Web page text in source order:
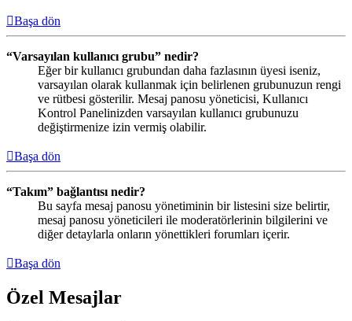
Başa dön
“Varsayılan kullanıcı grubu” nedir?
Eğer bir kullanıcı grubundan daha fazlasının üyesi iseniz,
varsayılan olarak kullanmak için belirlenen grubunuzun rengi
ve rütbesi gösterilir. Mesaj panosu yöneticisi, Kullanıcı
Kontrol Panelinizden varsayılan kullanıcı grubunuzu
değiştirmenize izin vermiş olabilir.
Başa dön
“Takım” bağlantısı nedir?
Bu sayfa mesaj panosu yönetiminin bir listesini size belirtir,
mesaj panosu yöneticileri ile moderatörlerinin bilgilerini ve
diğer detaylarla onların yönettikleri forumları içerir.
Başa dön
Özel Mesajlar